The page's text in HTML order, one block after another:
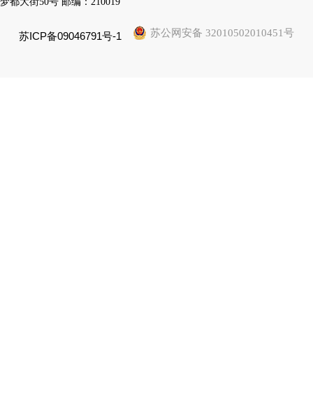
苏ICP备09046791号-1 苏公网安备 32010502010451号